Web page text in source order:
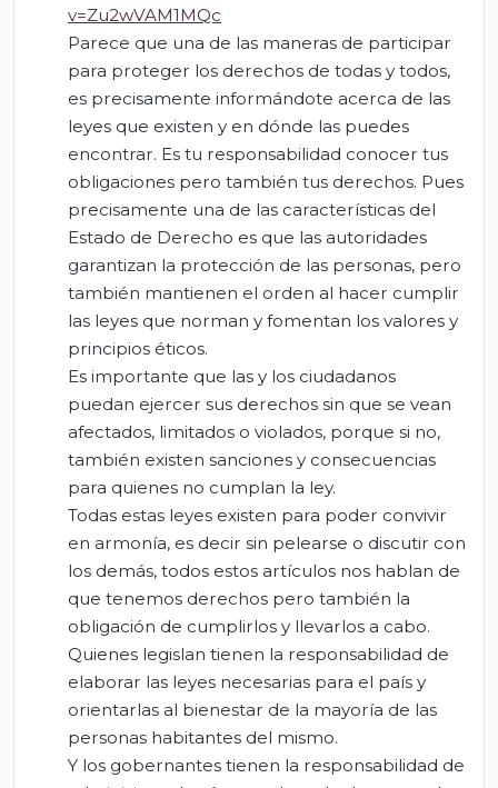
v=Zu2wVAM1MQc
Parece que una de las maneras de participar
para proteger los derechos de todas y todos,
es precisamente informándote acerca de las
leyes que existen y en dónde las puedes
encontrar. Es tu responsabilidad conocer tus
obligaciones pero también tus derechos. Pues
precisamente una de las características del
Estado de Derecho es que las autoridades
garantizan la protección de las personas, pero
también mantienen el orden al hacer cumplir
las leyes que norman y fomentan los valores y
principios éticos.
Es importante que las y los ciudadanos
puedan ejercer sus derechos sin que se vean
afectados, limitados o violados, porque si no,
también existen sanciones y consecuencias
para quienes no cumplan la ley.
Todas estas leyes existen para poder convivir
en armonía, es decir sin pelearse o discutir con
los demás, todos estos artículos nos hablan de
que tenemos derechos pero también la
obligación de cumplirlos y llevarlos a cabo.
Quienes legislan tienen la responsabilidad de
elaborar las leyes necesarias para el país y
orientarlas al bienestar de la mayoría de las
personas habitantes del mismo.
Y los gobernantes tienen la responsabilidad de